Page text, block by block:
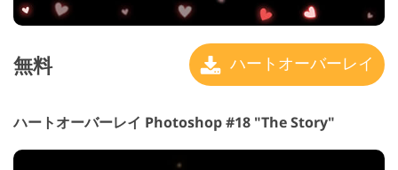
無料 ハートオーバーレイ
ハートオーバーレイ Photoshop #18 "The Story"